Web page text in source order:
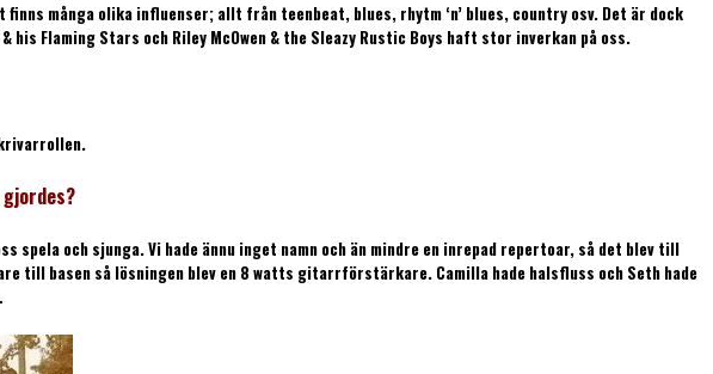
många olika influenser; allt från teenbeat, blues, rhytm ‘n’ blues, country osv. Det är dock
Flaming Stars och Riley McOwen & the Sleazy Rustic Boys haft stor inverkan på oss.
och sjunga. Vi hade ännu inget namn och än mindre en inrepad repertoar, så det blev till
till basen så lösningen blev en 8 watts gitarrförstärkare. Camilla hade halsfluss och Seth hade